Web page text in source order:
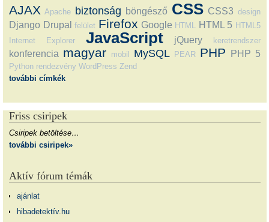
AJAX Apache biztonság böngésző CSS CSS3 design
Django Drupal felület Firefox Google HTML HTML 5 HTML5
Internet Explorer
JavaScript jQuery keretrendszer
konferencia magyar mobil MySQL PEAR PHP PHP 5
Python rendezvény WordPress Zend
további címkék
Friss csiripek
Csiripek betöltése…
további csiripek»
Aktív fórum témák
ajánlat
hibadetektív.hu